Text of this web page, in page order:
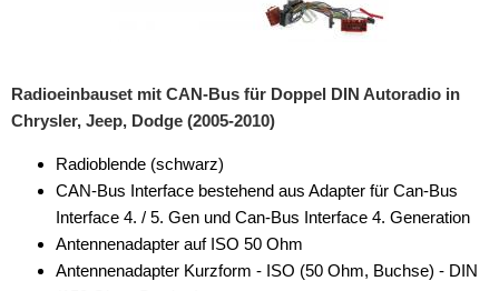
Radioeinbauset mit CAN-Bus für Doppel DIN Autoradio in
Chrysler, Jeep, Dodge (2005-2010)
Radioblende (schwarz)
CAN-Bus Interface bestehend aus Adapter für Can-Bus
Interface 4. / 5. Gen und Can-Bus Interface 4. Generation
Antennenadapter auf ISO 50 Ohm
Antennenadapter Kurzform - ISO (50 Ohm, Buchse) - DIN